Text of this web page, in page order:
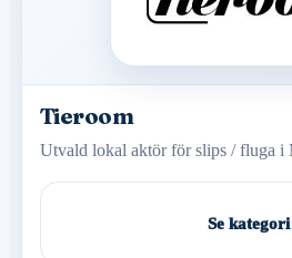
Tieroom
Utvald lokal aktör för slips / fluga i
Se kategori